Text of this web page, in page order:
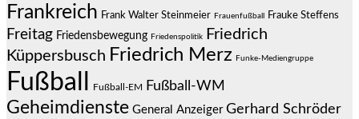
Frankreich Frank Walter Steinmeier Frauenfußball Frauke Steffens
Freitag Friedensbewegung Friedenspolitik
Friedrich
Küppersbusch Friedrich Merz Funke-Mediengruppe
Fußball Fußball-EM Fußball-WM
Geheimdienste General Anzeiger Gerhard Schröder